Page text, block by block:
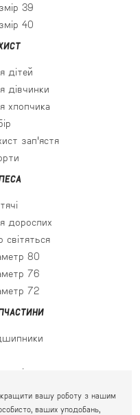
39
40
дітей
дівчинки
хлопчика
зап'ястя
дорослих
80
76
72
леза
вашу роботу з нашим
ваших уподобань,